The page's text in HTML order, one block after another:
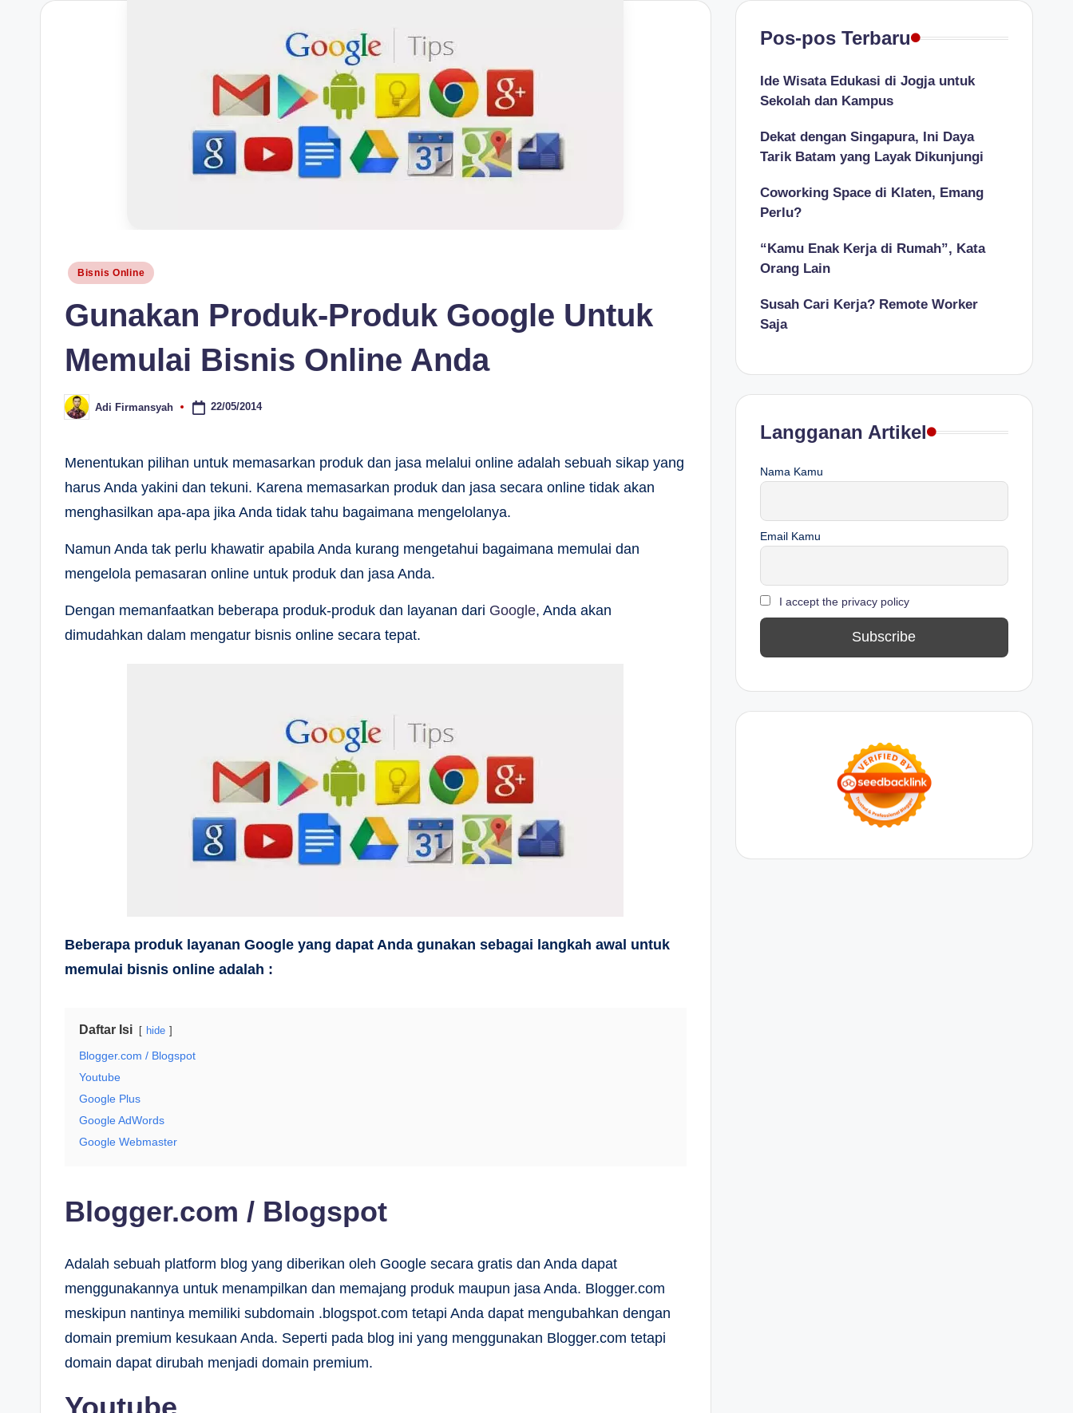
Posted
Bisnis Online
Gunakan Produk-Produk Google Untuk
Memulai Bisnis Online Anda
Posted
by
Adi Firmansyah 22/05/2014
Menentukan pilihan untuk memasarkan produk dan jasa melalui online adalah sebuah sikap yang
harus Anda yakini dan tekuni. Karena memasarkan produk dan jasa secara online tidak akan
menghasilkan apa-apa jika Anda tidak tahu bagaimana mengelolanya.
Namun Anda tak perlu khawatir apabila Anda kurang mengetahui bagaimana memulai dan
mengelola pemasaran online untuk produk dan jasa Anda.
Dengan memanfaatkan beberapa produk-produk dan layanan dari Google, Anda akan
dimudahkan dalam mengatur bisnis online secara tepat.
Beberapa produk layanan Google yang dapat Anda gunakan sebagai langkah awal untuk
memulai bisnis online adalah :
Daftar Isi hide
Blogger.com / Blogspot
Youtube
Google Plus
Google AdWords
Google Webmaster
Blogger.com / Blogspot
Adalah sebuah platform blog yang diberikan oleh Google secara gratis dan Anda dapat
menggunakannya untuk menampilkan dan memajang produk maupun jasa Anda. Blogger.com
meskipun nantinya memiliki subdomain .blogspot.com tetapi Anda dapat mengubahkan dengan
domain premium kesukaan Anda. Seperti pada blog ini yang menggunakan Blogger.com tetapi
domain dapat dirubah menjadi domain premium.
Pos-pos Terbaru
Ide Wisata Edukasi di Jogja untuk
Sekolah dan Kampus
Dekat dengan Singapura, Ini Daya
Tarik Batam yang Layak Dikunjungi
Coworking Space di Klaten, Emang
Perlu?
“Kamu Enak Kerja di Rumah”, Kata
Orang Lain
Susah Cari Kerja? Remote Worker
Saja
Langganan Artikel
Nama Kamu
Email Kamu
I accept the privacy policy